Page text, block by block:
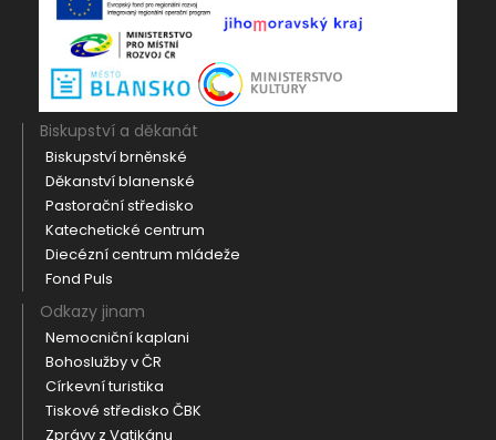
Biskupství a děkanát
Biskupství brněnské
Děkanství blanenské
Pastorační středisko
Katechetické centrum
Diecézní centrum mládeže
Fond Puls
Odkazy jinam
Nemocniční kaplani
Bohoslužby v ČR
Církevní turistika
Tiskové středisko ČBK
Zprávy z Vatikánu